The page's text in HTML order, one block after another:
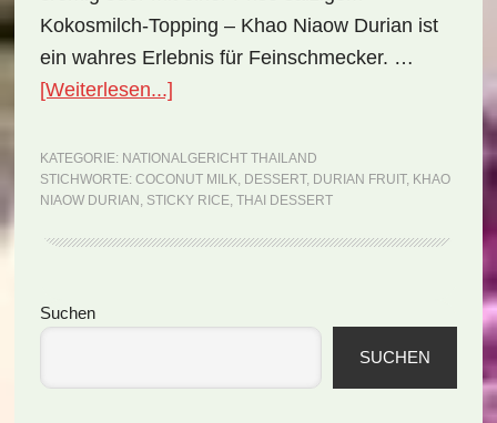
Kokosmilch-Topping – Khao Niaow Durian ist
ein wahres Erlebnis für Feinschmecker. …
[Weiterlesen...]ÜberNationalgericht
Khao
Niaow
(Rezept)
KATEGORIE: NATIONALGERICHT THAILAND
STICHWORTE: COCONUT MILK, DESSERT, DURIAN FRUIT, KHAO
NIAOW DURIAN , STICKY RICE, THAI DESSERT
Seitenspalte
Suchen
SUCHEN